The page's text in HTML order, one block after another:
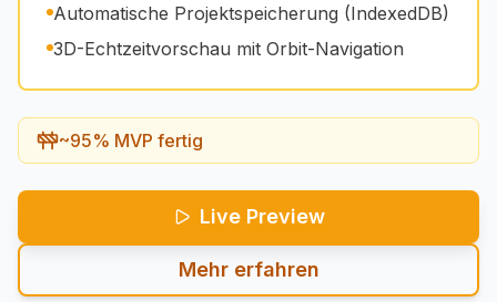
Automatische Projektspeicherung (IndexedDB)
3D-Echtzeitvorschau mit Orbit-Navigation
~95% MVP fertig
Live Preview
Mehr erfahren